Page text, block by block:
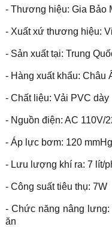
- Thương hiệu: Gia Bảo
- Xuất xứ thương hiệu:
- Sản xuất tại: Trung
- Hàng xuất khẩu: Châu
- Chất liệu: Vải PVC dày
- Nguồn điện: AC 110V/
- Áp lực bơm: 120 mmHg
- Lưu lượng khí ra: 7 lít/
- Công suất tiêu thụ: 7W
- Chức năng nâng
ăn